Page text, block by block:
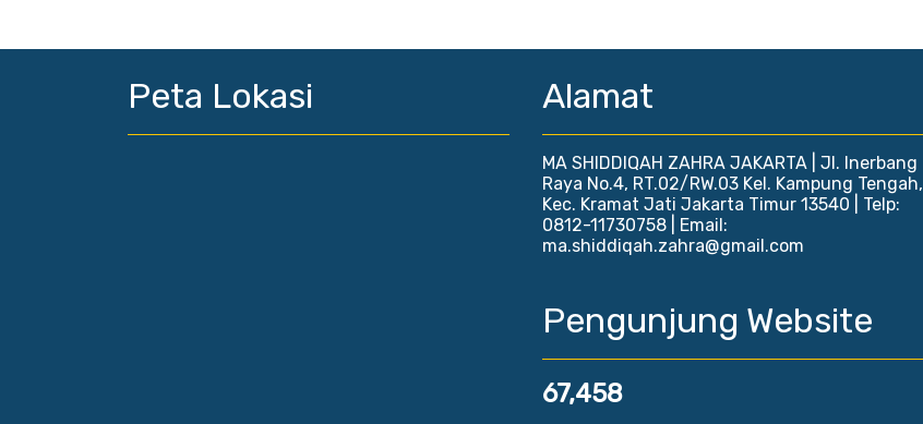
Peta Lokasi Alamat
MA SHIDDIQAH ZAHRA JAKARTA | Jl. Inerbang
Raya No.4, RT.02/RW.03 Kel. Kampung Tengah,
Kec. Kramat Jati Jakarta Timur 13540 | Telp:
0812-11730758 | Email:
ma.shiddiqah.zahra@gmail.com
Pengunjung Website
67,458